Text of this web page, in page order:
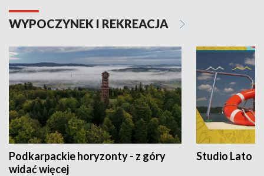
WYPOCZYNEK I REKREACJA
Podkarpackie horyzonty - z góry
widać więcej
Studio Lato